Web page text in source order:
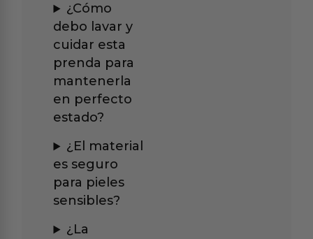
¿Cómo
debo lavar y
cuidar esta
prenda para
mantenerla
en perfecto
estado?
¿El material
es seguro
para pieles
sensibles?
¿La